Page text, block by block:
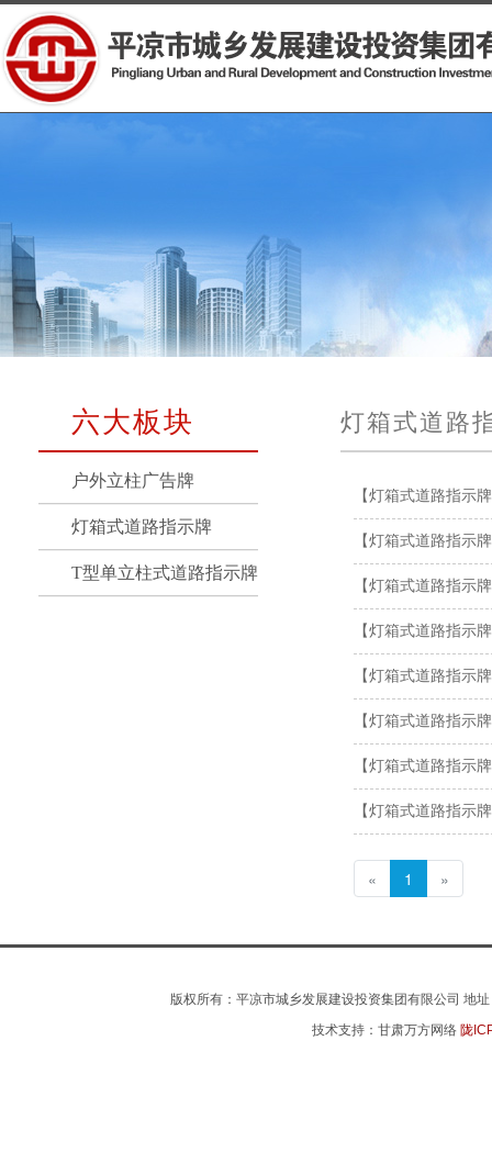
六大板块
户外立柱广告牌
灯箱式道路指示牌
T型单立柱式道路指示牌
灯箱式道路
【灯箱式道路指示
【灯箱式道路指示
【灯箱式道路指示
【灯箱式道路指示
【灯箱式道路指示
【灯箱式道路指示
【灯箱式道路指示
【灯箱式道路指示
« 1 »
版权所有：平凉市城乡发展建设投资集团有限公司 地
技术支持：甘肃万方网络 陇